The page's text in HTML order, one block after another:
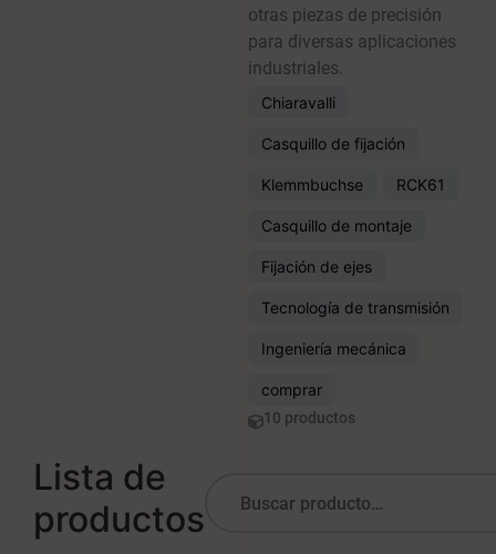
otras piezas de precisión
para diversas aplicaciones
industriales.
Chiaravalli
Casquillo de fijación
Klemmbuchse RCK61
Casquillo de montaje
Fijación de ejes
Tecnología de transmisión
Ingeniería mecánica
comprar
10 productos
Lista de
productos